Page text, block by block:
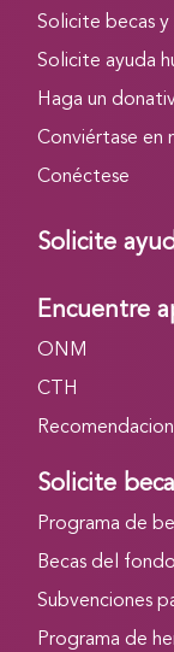
Solicite becas y
Solicite ayuda
Haga un
Conviértase en
Conéctese
Solicite
Encuentre
ONM
CTH
Solicite
Programa de
Becas del
Subvenciones
Programa de